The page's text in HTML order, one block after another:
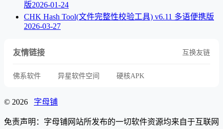
版2026-01-24
CHK Hash Tool(文件完整性校验工具) v6.11 多语便携版
2026-03-27
友情链接 互换友链
佛系软件 异星软件空间 硬核APK
© 2026 字母铺
免责声明：字母铺网站所发布的一切软件资源均来自于互联网